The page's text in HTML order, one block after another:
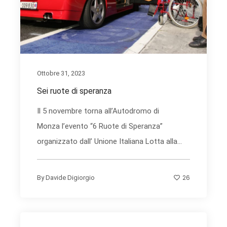
Ottobre 31, 2023
Sei ruote di speranza
Il 5 novembre torna all’Autodromo di
Monza l’evento “6 Ruote di Speranza”
organizzato dall’ Unione Italiana Lotta alla...
ByDavide Digiorgio 26